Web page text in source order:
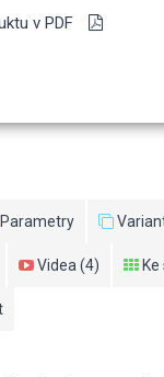
v PDF
Parametry
Videa (4)